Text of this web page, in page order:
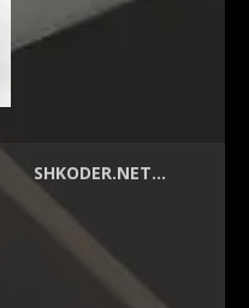
SHKODER.NET…